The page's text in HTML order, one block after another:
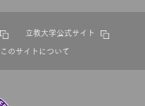
立教大学公式サイト
このサイトについて